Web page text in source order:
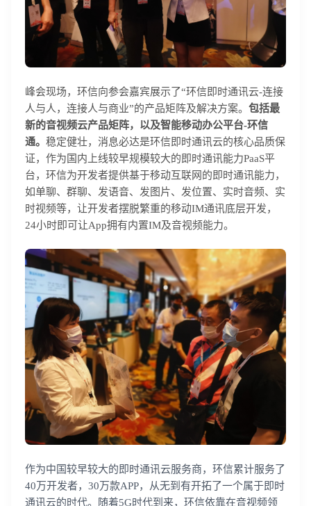
峰会现场，环信向参会嘉宾展示了“环信即时通讯云-连接
人与人，连接人与商业”的产品矩阵及解决方案。 包括最
新的音视频云产品矩阵，以及智能移动办公平台-环信
通。 稳定健壮，消息必达是环信即时通讯云的核心品质保
证，作为国内上线较早规模较大的即时通讯能力PaaS平
台，环信为开发者提供基于移动互联网的即时通讯能力，
如单聊、群聊、发语音、发图片、发位置、实时音频、实
时视频等，让开发者摆脱繁重的移动IM通讯底层开发，
24小时即可让App拥有内置IM及音视频能力。
作为中国较早较大的即时通讯云服务商，环信累计服务了
40万开发者，30万款APP，从无到有开拓了一个属于即时
通讯云的时代。随着5G时代到来，环信依靠在音视频领